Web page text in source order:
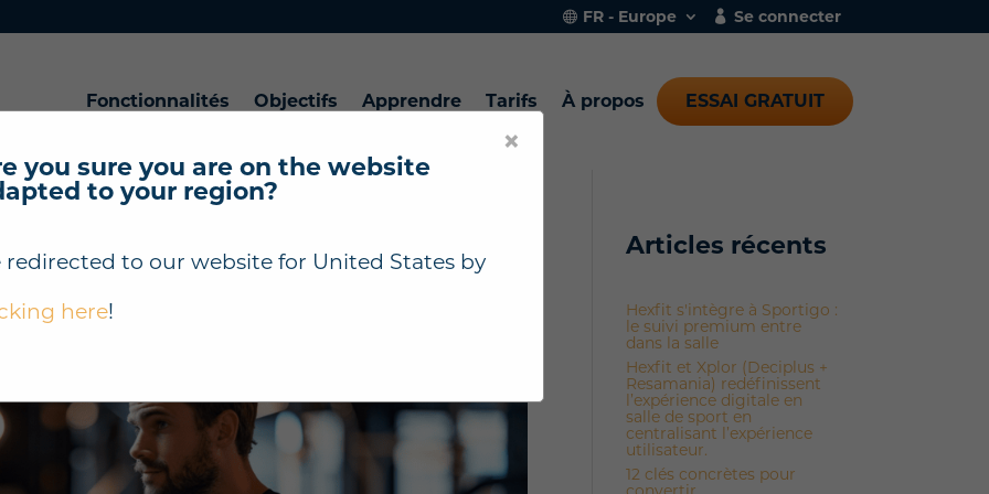
×
you sure you are on the website
to your region?
redirected to our website for United States by
here!
FR - Europe Se connecter
Fonctionnalités Objectifs Apprendre Tarifs À propos ESSAI GRATUIT
Excellent Entraîneur | 5
les Coachs
Articles récents
Hexfit s'intègre à Sportigo :
le suivi premium entre
dans la salle
Hexfit et Xplor (Deciplus +
Resamania) redéfinissent
l’expérience digitale en
salle de sport en
centralisant l’expérience
utilisateur.
12 clés concrètes pour